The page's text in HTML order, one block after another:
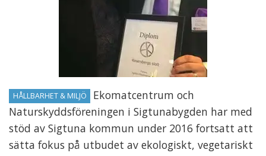
HÅLLBARHET & MILJÖ
Ekomatcentrum och
Naturskyddsföreningen i Sigtunabygden har med
stöd av Sigtuna kommun under 2016 fortsatt att
sätta fokus på utbudet av ekologiskt, vegetariskt